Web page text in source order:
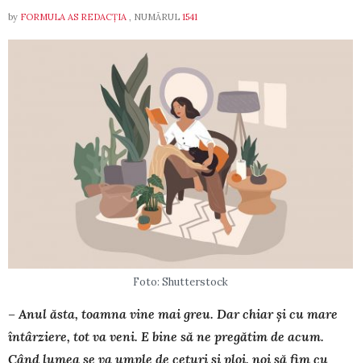
by FORMULA AS REDACȚIA , NUMĂRUL 1541
Foto: Shutterstock
– Anul ăsta, toamna vine mai greu. Dar chiar și cu mare
întârziere, tot va veni. E bine să ne pregătim de acum.
Când lumea se va umple de cețuri și ploi, noi să fim cu